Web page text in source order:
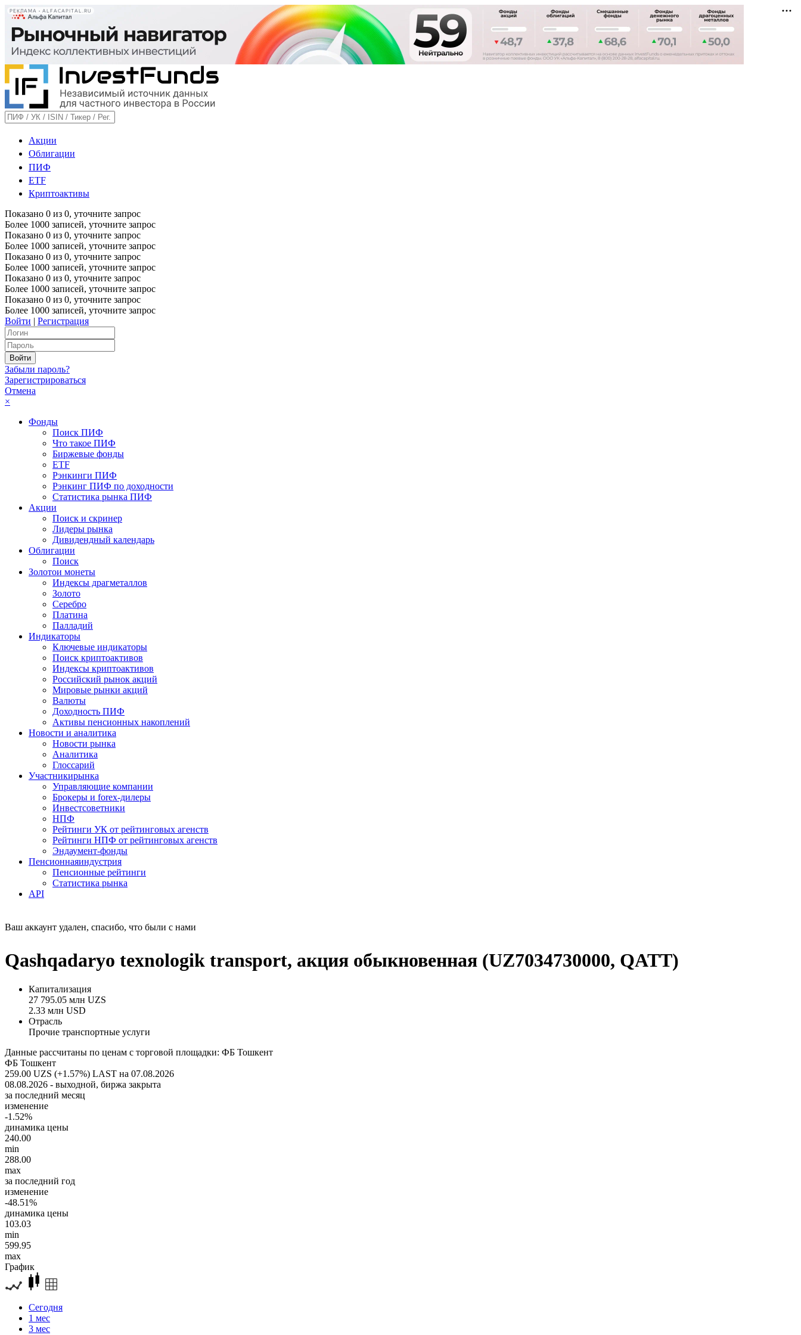
РЕКЛАМА • ALFACAPITAL.RU
Акции
Облигации
ПИФ
ETF
Криптоактивы
Показано 0 из 0, уточните запрос
Более 1000 записей, уточните запрос
Показано 0 из 0, уточните запрос
Более 1000 записей, уточните запрос
Показано 0 из 0, уточните запрос
Более 1000 записей, уточните запрос
Показано 0 из 0, уточните запрос
Более 1000 записей, уточните запрос
Показано 0 из 0, уточните запрос
Более 1000 записей, уточните запрос
Войти | Регистрация
Забыли пароль?
Зарегистрироваться
Отмена
×
Фонды
Поиск ПИФ
Что такое ПИФ
Биржевые фонды
ETF
Рэнкинги ПИФ
Рэнкинг ПИФ по доходности
Статистика рынка ПИФ
Акции
Поиск и скринер
Лидеры рынка
Дивидендный календарь
Облигации
Поиск
Золотои монеты
Индексы драгметаллов
Золото
Серебро
Платина
Палладий
Индикаторы
Ключевые индикаторы
Поиск криптоактивов
Индексы криптоактивов
Российский рынок акций
Мировые рынки акций
Валюты
Доходность ПИФ
Активы пенсионных накоплений
Новости и аналитика
Новости рынка
Аналитика
Глоссарий
Участникирынка
Управляющие компании
Брокеры и forex-дилеры
Инвестсоветники
НПФ
Рейтинги УК от рейтинговых агенств
Рейтинги НПФ от рейтинговых агенств
Эндаумент-фонды
Пенсионнаяиндустрия
Пенсионные рейтинги
Статистика рынка
API
Ваш аккаунт удален, спасибо, что были с нами
Qashqadaryo texnologik transport, акция обыкновенная (UZ7034730000, QATT)
Капитализация
27 795.05 млн UZS
2.33 млн USD
Отрасль
Прочие транспортные услуги
Данные рассчитаны по ценам с торговой площадки: ФБ Тошкент
ФБ Тошкент
259.00 UZS (+1.57%) LAST на 07.08.2026
08.08.2026 - выходной, биржа закрыта
за последний месяц
изменение
-1.52%
динамика цены
240.00
min
288.00
max
за последний год
изменение
-48.51%
динамика цены
103.03
min
599.95
max
График
Сегодня
1 мес
3 мес